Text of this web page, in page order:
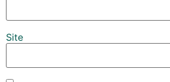
Site